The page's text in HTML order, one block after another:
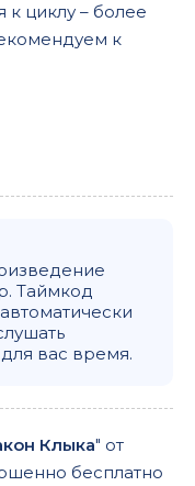
к циклу – более
к
Таймкод
вас время.
Клыка" от
бесплатно